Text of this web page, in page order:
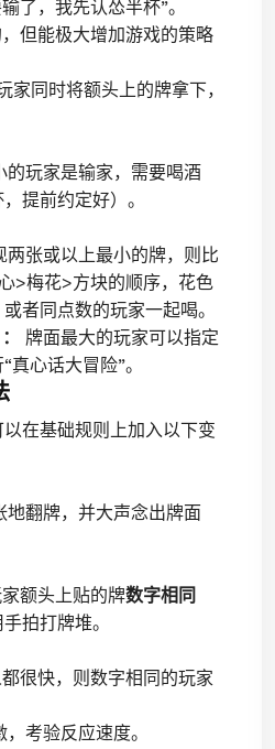
了，我先认怂半杯”。
但能极大增加游戏的策略
家同时将额头上的牌拿下，
的玩家是输家，需要喝酒
提前约定好）。
两张或以上最小的牌，则比
>梅花>方块的顺序，花色
者同点数的玩家一起喝。
牌面最大的玩家可以指定
心话大冒险”。
在基础规则上加入以下变
地翻牌，并大声念出牌面
额头上贴的牌数字相同
拍打牌堆。
很快，则数字相同的玩家
考验反应速度。